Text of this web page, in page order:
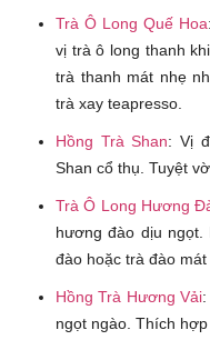
Trà Ô Long Quế Hoa:
vị trà ô long thanh
trà thanh mát nhẹ
trà xay teapresso.
Hồng Trà Shan: Vị
Shan cổ thụ. Tuyệt
Trà Ô Long Hương
hương đào dịu
đào hoặc trà đào mát
Hồng Trà Hương Vải:
ngọt ngào. Thích